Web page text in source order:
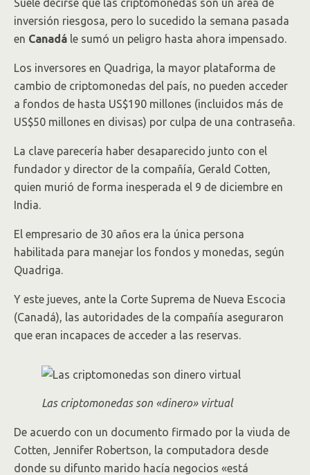
Suele decirse que las criptomonedas son un área de
inversión riesgosa, pero lo sucedido la semana pasada
en Canadá le sumó un peligro hasta ahora impensado.
Los inversores en Quadriga, la mayor plataforma de
cambio de criptomonedas del país, no pueden acceder
a fondos de hasta US$190 millones (incluidos más de
US$50 millones en divisas) por culpa de una contraseña.
La clave parecería haber desaparecido junto con el
fundador y director de la compañía, Gerald Cotten,
quien murió de forma inesperada el 9 de diciembre en
India.
El empresario de 30 años era la única persona
habilitada para manejar los fondos y monedas, según
Quadriga.
Y este jueves, ante la Corte Suprema de Nueva Escocia
(Canadá), las autoridades de la compañía aseguraron
que eran incapaces de acceder a las reservas.
Las criptomonedas son «dinero» virtual
De acuerdo con un documento firmado por la viuda de
Cotten, Jennifer Robertson, la computadora desde
donde su difunto marido hacía negocios «está